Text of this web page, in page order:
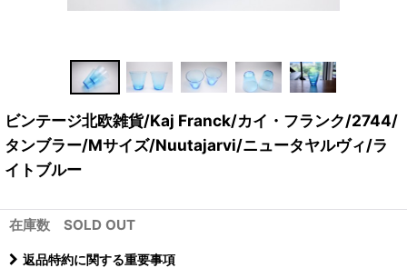
ビンテージ北欧雑貨/Kaj Franck/カイ・フランク/2744/
タンブラー/Mサイズ/Nuutajarvi/ニュータヤルヴィ/ラ
イトブルー
在庫数 SOLD OUT
返品特約に関する重要事項